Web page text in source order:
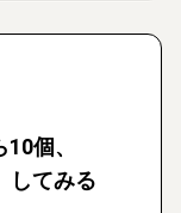
個、
してみる